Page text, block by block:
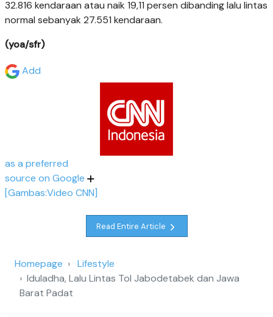
32.816 kendaraan atau naik 19,11 persen dibanding lalu lintas
normal sebanyak 27.551 kendaraan.
(yoa/sfr)
Add
as a preferred
source on Google
[Gambas:Video CNN]
Read Entire Article
Homepage
Lifestyle
Iduladha, Lalu Lintas Tol Jabodetabek dan Jawa
Barat Padat